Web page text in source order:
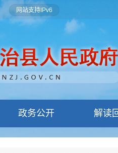
网站支持IPv6
政务公开 解读